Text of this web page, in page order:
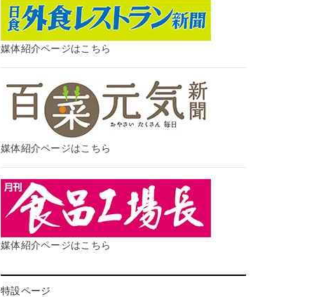
媒体紹介ページはこちら
媒体紹介ページはこちら
媒体紹介ページはこちら
特設ページ